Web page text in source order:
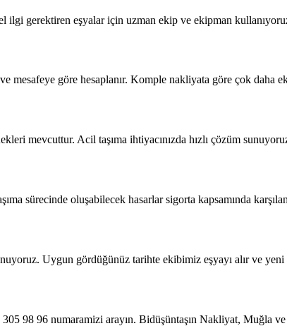
gerektiren eşyalar için uzman ekip ve ekipman
ve mesafeye göre hesaplanır. Komple nakliyata göre çok
mevcuttur. Acil taşıma ihtiyacınızda hızlı çözüm
sürecinde oluşabilecek hasarlar sigorta kapsamında
Uygun gördüğünüz tarihte ekibimiz eşyayı alır ve yeni
98 96 numaramizi arayın. Bidüşüntaşın Nakliyat, Muğla